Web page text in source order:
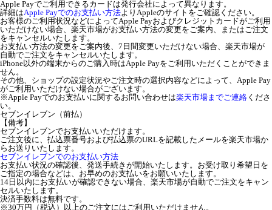
Apple Payでご利用できるカードは発行会社によって異なります。
詳細はApple Payでのお支払い方法よりAppleのサイトをご確認ください。
お客様のご利用状況などによってApple Payおよびクレジットカードがご利用
いただけない場合、楽天市場がお支払い方法の変更をご案内、またはご注文
をキャンセルいたします。
お支払い方法の変更をご案内後、7日間変更いただけない場合、楽天市場が
自動でご注文をキャンセルいたします。
iPhone以外の端末からのご購入時はApple Payをご利用いただくことができま
せん。
その他、ショップの設定状況やご注文時の選択内容などによって、Apple Pay
がご利用いただけない場合がございます。
※Apple Payでのお支払いに関するお問い合わせは楽天市場までご連絡 くださ
い。
セブンイレブン（前払）
【備考】
セブンイレブンでお支払いいただけます。
ご注文後に、払込票番号および払込票のURLを記載したメールを楽天市場か
らお送りいたします。
セブンイレブンでのお支払い方法
お支払い状況の確認後、発送手続きが開始いたします。お受け取り希望日を
ご指定の場合などは、お早めのお支払いをお願いいたします。
14日以内にお支払いが確認できない場合、楽天市場が自動でご注文をキャン
セルいたします。
決済手数料は無料です。
※30万円（税込）以上のご注文にはご利用いただけません。